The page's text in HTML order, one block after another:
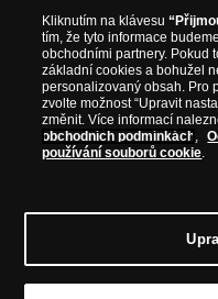
Kliknutím na klávesu
tím, že tyto informace
obchodními partnery. Pokud
základní cookies a bohužel
personalizovaný obsah. Pro
zvolte možnost “Upravit
změnit. Více informací
obchodních podmínkách ,
používání souborů cookie.